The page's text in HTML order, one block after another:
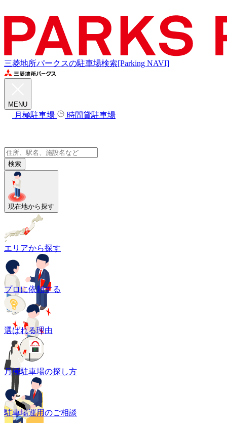
三菱地所パークスの駐車場検索[Parking NAVI]
MENU
月極駐車場 時間貸駐車場
検索
現在地から探す
エリアから探す
プロに依頼する
選ばれる理由
月極駐車場の探し方
駐車場運用のご相談